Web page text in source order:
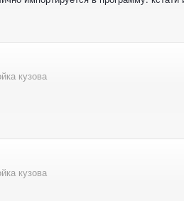
кузова
кузова